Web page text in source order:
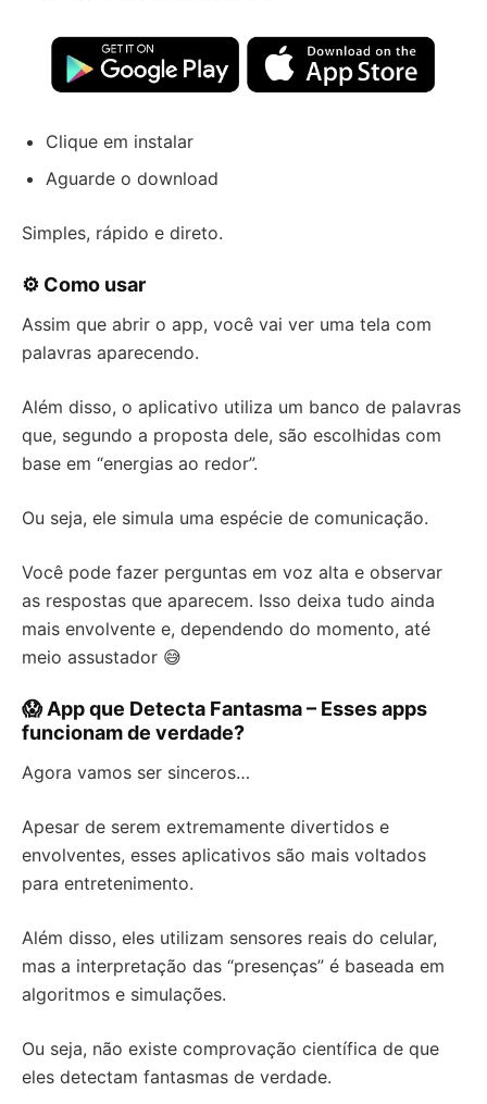
Clique em instalar
Aguarde o download
Simples, rápido e direto.
⚙️ Como usar
Assim que abrir o app, você vai ver uma tela com
palavras aparecendo.
Além disso, o aplicativo utiliza um banco de palavras
que, segundo a proposta dele, são escolhidas com
base em “energias ao redor”.
Ou seja, ele simula uma espécie de comunicação.
Você pode fazer perguntas em voz alta e observar
as respostas que aparecem. Isso deixa tudo ainda
mais envolvente e, dependendo do momento, até
meio assustador 😅
😱 App que Detecta Fantasma – Esses apps
funcionam de verdade?
Agora vamos ser sinceros…
Apesar de serem extremamente divertidos e
envolventes, esses aplicativos são mais voltados
para entretenimento.
Além disso, eles utilizam sensores reais do celular,
mas a interpretação das “presenças” é baseada em
algoritmos e simulações.
Ou seja, não existe comprovação científica de que
eles detectam fantasmas de verdade.